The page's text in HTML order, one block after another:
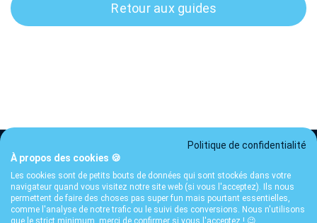
Retour aux guides
Tarifs CGU Confidentialité FAQ Contact
Guides
© 2026 ibani SA — Genève, Suisse · Intermédiaire financier affilié
Politique de confidentialité
À propos des cookies 🍪
Les cookies sont de petits bouts de données qui sont stockés dans votre
navigateur quand vous visitez notre site web (si vous l'acceptez). Ils nous
permettent de faire des choses pas super fun mais pourtant essentielles,
comme l'analyse de notre trafic ou le suivi des conversions. Nous n'utilisons
que le strict minimum, merci de confirmer si vous l'acceptez ! 😉